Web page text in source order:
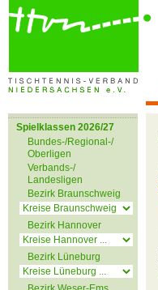
Spielklassen 2026/27
Bundes-/Regional-/
Oberligen
Verbands-/
Landesligen
Bezirk Braunschweig
Bezirk Hannover
Bezirk Lüneburg